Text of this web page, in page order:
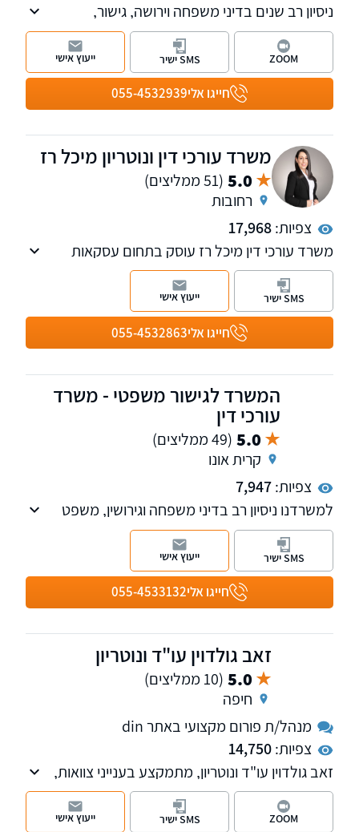
ניסיון רב שנים בדיני משפחה וירושה, גישור,
מקרקעין, משפט אזרחי-מסחרי וחדלות פירעון. מתן
פתרונות מקצועיים ואסטרטגיים המותאמים אישית
לכל לקוח תוך ליווי צמוד לאורך כל ההליך
המשפטי. סניפים בתל-אביב ובבאר-שבע, שירות
בכל רחבי הארץ.
חייגו אלי055-4532939
ZOOM SMS ישיר ייעוץ אישי
משרד עורכי דין ונוטריון מיכל רז
5.0 (51 ממליצים)
רחובות
צפיות:17,968
משרד עורכי דין מיכל רז עוסק בתחום עסקאות
נדל"ן:
ייצוג ברכישה/ מכירה של נכסים/ דירות, התחדשות
עירונית, ייצוג רוכשי דירות חדשות מקבלנים, חוזים,
פינוי שוכרים, הסכמי שיתוף, פירוק שיתוף, פינוי
בינוי, מיסוי מקרקעין ותכנוני מס
חייגו אלי055-4532863
SMS ישיר ייעוץ אישי
המשרד לגישור משפטי - משרד
עורכי דין
5.0 (49 ממליצים)
קרית אונו
צפיות:7,947
למשרדנו ניסיון רב בדיני משפחה וגירושין, משפט
אזרחי, משפט מסחרי, פירוק שיתוף, הוצל"פ,
חדלות פירעון, יעילות ומקצוענות!
חייגו אלי055-4533132
SMS ישיר ייעוץ אישי
זאב גולדוין עו"ד ונוטריון
5.0 (10 ממליצים)
חיפה
מנהל/ת פורום מקצועי באתר din
צפיות:14,750
זאב גולדוין עו"ד ונוטריון, מתמקצע בענייני צוואות,
ירושה וייפוי כח מתמשך, וכן בענייני נדל"ן במגזר
הכפרי ומלווה מועמדים בבחירות לרשויות
ZOOM SMS ישיר ייעוץ אישי